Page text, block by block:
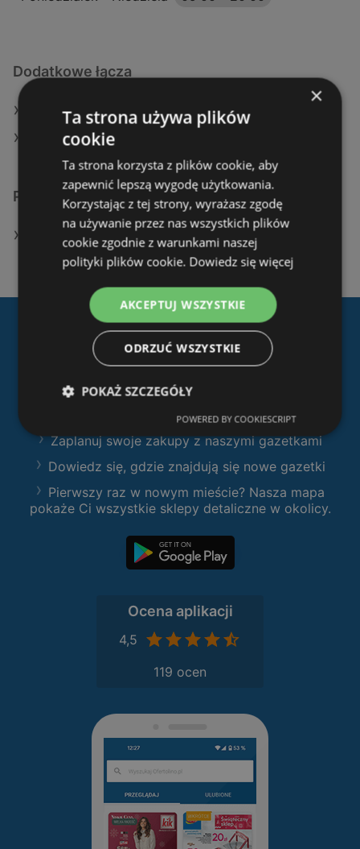
Dodatkowe łącza
Oferty KiK
Aktualne gazetki KiK
Podobne sklepy detaliczne
Oferty KiK
Pobierz naszą aplikację
Ofertolino.pl:
Filtruj sklepy według kategorii i przeglądaj
produkty i gazetki
Zaplanuj swoje zakupy z naszymi gazetkami
Dowiedz się, gdzie znajdują się nowe gazetki
Pierwszy raz w nowym mieście? Nasza mapa
pokaże Ci wszystkie sklepy detaliczne w okolicy.
Ocena aplikacji
4,5
119 ocen
×
Ta strona używa plików
cookie
Ta strona korzysta z plików cookie, aby
zapewnić lepszą wygodę użytkowania.
Korzystając z tej strony, wyrażasz zgodę
na używanie przez nas wszystkich plików
cookie zgodnie z warunkami naszej
polityki plików cookie. Dowiedz się więcej
AKCEPTUJ WSZYSTKIE
ODRZUĆ WSZYSTKIE
POKAŻ SZCZEGÓŁY
POWERED BY COOKIESCRIPT